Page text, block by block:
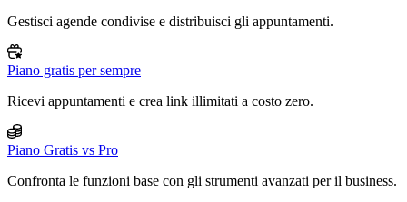
Gestisci agende condivise e distribuisci gli appuntamenti.
Piano gratis per sempre
Ricevi appuntamenti e crea link illimitati a costo zero.
Piano Gratis vs Pro
Confronta le funzioni base con gli strumenti avanzati per il business.